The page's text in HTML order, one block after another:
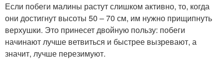
Если побеги малины растут слишком активно, то, когда
они достигнут высоты 50 – 70 см, им нужно прищипнуть
верхушки. Это принесет двойную пользу: побеги
начинают лучше ветвиться и быстрее вызревают, а
значит, лучше перезимуют.